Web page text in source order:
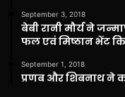
September 3, 2018
बेबी रानी मौर्य ने
फल एवं मिष्ठान भेंट
September 1, 2018
प्रणब और शिबनाथ ने